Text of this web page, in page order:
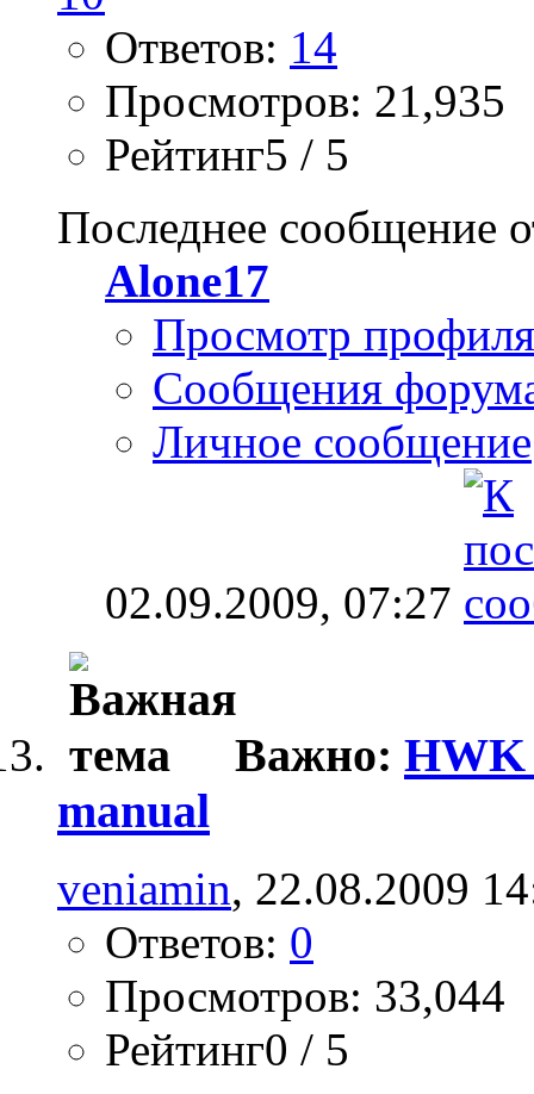
Ответов: 14
Просмотров: 21,935
Рейтинг5 / 5
Последнее сообщение
Alone17
Просмотр профиля
Сообщения
Личное сообщение
02.09.2009, 07:27
Важно: HWK
manual
veniamin, 22.08.2009
Ответов: 0
Просмотров: 33,044
Рейтинг0 / 5